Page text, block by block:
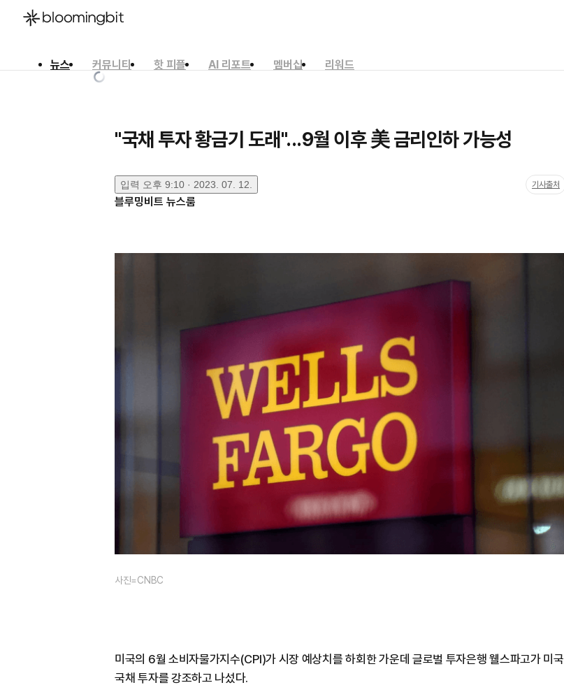
뉴스 커뮤니티 핫 피플 AI 리포트 멤버십
리워드
"국채 투자 황금기 도래"...9월 이후 美 금리인하 가능성
입력 오후 9:10 · 2023. 07. 12. 기사출처
블루밍비트 뉴스룸
사진=CNBC
미국의 6월 소비자물가지수(CPI)가 시장 예상치를 하회한 가운데 글로벌 투자은행 웰스파고가 미국
국채 투자를 강조하고 나섰다.